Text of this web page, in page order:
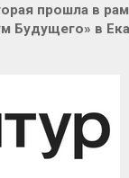
прошла в
Будущего» в